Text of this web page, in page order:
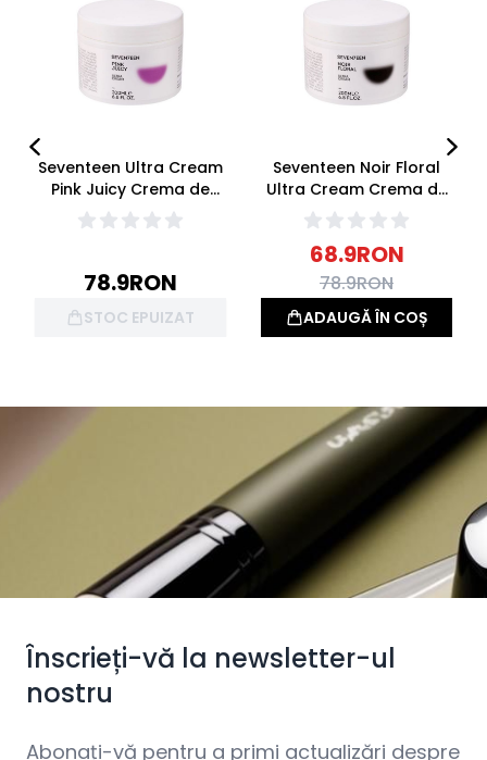
Seventeen Ultra Cream
Pink Juicy Crema de
Corp 200ml
78.9RON
STOC EPUIZAT
Seventeen Noir Floral
Ultra Cream Crema de
Corp 200ml
68.9RON
78.9RON
ADAUGĂ ÎN COȘ
Înscrieți-vă la newsletter-ul
nostru
Abonați-vă pentru a primi actualizări despre